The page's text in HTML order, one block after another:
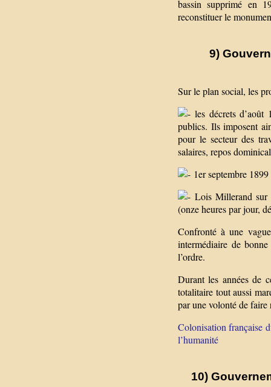
bassin supprimé en
reconstituer le
9)
Sur le plan social, les
les décrets
publics. Ils imposent
pour le secteur des
salaires, repos
1er septembre
Lois Millerand sur
(onze heures par jour,
Confronté à une
intermédiaire de
l’ordre.
Durant les années de
totalitaire tout aussi
par une volonté de
Colonisation française
l’humanité
10)